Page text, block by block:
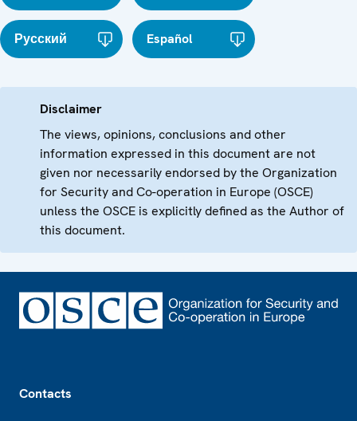
Русский Español
Disclaimer
The views, opinions, conclusions and other
information expressed in this document are not
given nor necessarily endorsed by the Organization
for Security and Co-operation in Europe (OSCE)
unless the OSCE is explicitly defined as the Author of
this document.
Contacts